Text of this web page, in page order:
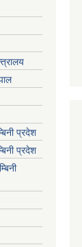
प्रदेश
प्रदेश